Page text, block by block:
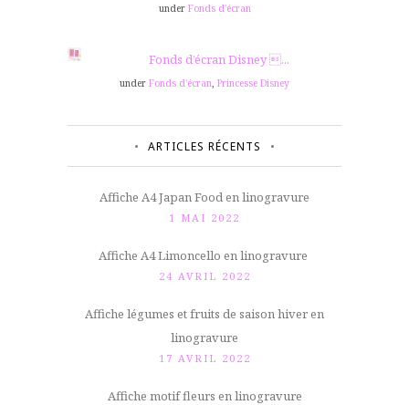
under Fonds d'écran
Fonds d’écran Disney ...
under Fonds d'écran, Princesse Disney
ARTICLES RÉCENTS
Affiche A4 Japan Food en linogravure
1 MAI 2022
Affiche A4 Limoncello en linogravure
24 AVRIL 2022
Affiche légumes et fruits de saison hiver en
linogravure
17 AVRIL 2022
Affiche motif fleurs en linogravure